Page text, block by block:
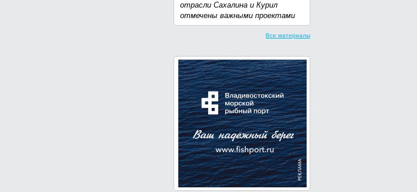
отрасли Сахалина и Курил
отмечены важными проектами
Все материалы